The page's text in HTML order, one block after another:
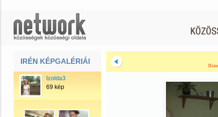
IRÉN KÉPGALÉRIÁI
Izolda3
69 kép